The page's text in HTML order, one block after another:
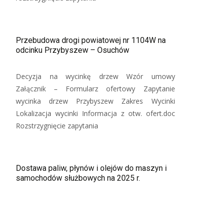
Przebudowa drogi powiatowej nr 1104W na
odcinku Przybyszew – Osuchów
Decyzja na wycinkę drzew Wzór umowy
Załącznik – Formularz ofertowy Zapytanie
wycinka drzew Przybyszew Zakres Wycinki
Lokalizacja wycinki Informacja z otw. ofert.doc
Rozstrzygnięcie zapytania
Dostawa paliw, płynów i olejów do maszyn i
samochodów służbowych na 2025 r.